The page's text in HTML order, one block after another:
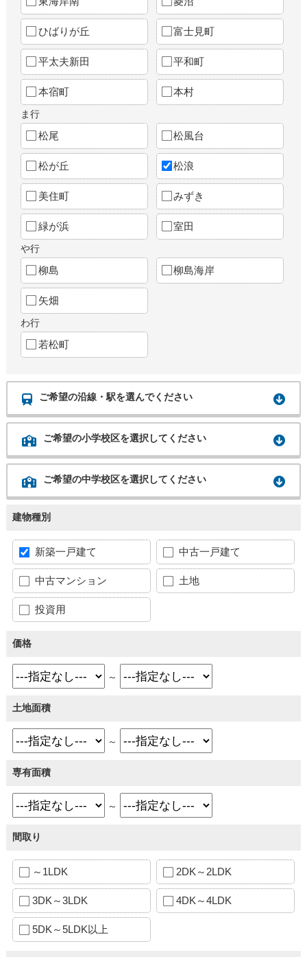
ひばりが丘 富士見町
平太夫新田 平和町
本宿町 本村
ま行
松尾 松風台
松が丘 松浪
美住町 みずき
緑が浜 室田
や行
柳島 柳島海岸
矢畑
わ行
若松町
ご希望の沿線・駅を選んでください
ご希望の小学校区を選択してください
ご希望の中学校区を選択してください
建物種別
新築一戸建て 中古一戸建て
中古マンション 土地
投資用
価格
～
土地面積
～
専有面積
～
間取り
～1LDK 2DK～2LDK
3DK～3LDK 4DK～4LDK
5DK～5LDK以上